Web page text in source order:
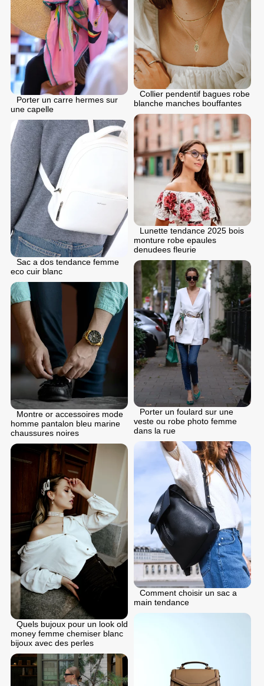
Porter un carre hermes sur
une capelle
Collier pendentif bagues robe
blanche manches bouffantes
Lunette tendance 2025 bois
monture robe epaules
denudees fleurie
Sac a dos tendance femme
eco cuir blanc
Porter un foulard sur une
veste ou robe photo femme
dans la rue
Montre or accessoires mode
homme pantalon bleu marine
chaussures noires
Comment choisir un sac a
main tendance
Quels bujoux pour un look old
money femme chemiser blanc
bijoux avec des perles